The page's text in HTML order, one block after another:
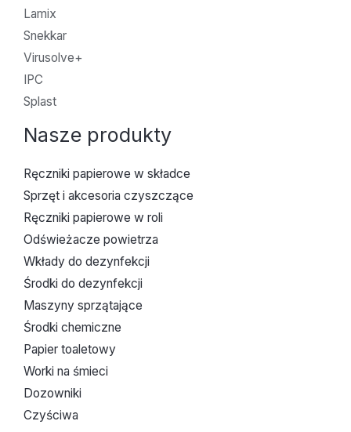
Lamix
Snekkar
Virusolve+
IPC
Splast
Nasze produkty
Ręczniki papierowe w składce
Sprzęt i akcesoria czyszczące
Ręczniki papierowe w roli
Odświeżacze powietrza
Wkłady do dezynfekcji
Środki do dezynfekcji
Maszyny sprzątające
Środki chemiczne
Papier toaletowy
Worki na śmieci
Dozowniki
Czyściwa